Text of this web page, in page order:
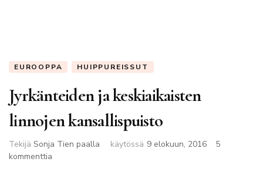
EUROOPPA HUIPPUREISSUT
Jyrkänteiden ja keskiaikaisten
linnojen kansallispuisto
Tekijä Sonja Tien paalla käytössä 9 elokuun, 2016
5
kommenttia